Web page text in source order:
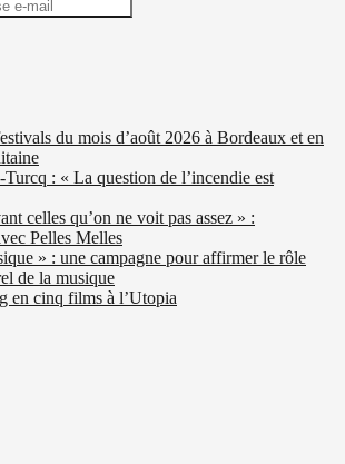
du mois d’août 2026 à Bordeaux et en
: « La question de l’incendie est
celles qu’on ne voit pas assez » :
Pelles Melles
» : une campagne pour affirmer le rôle
de la musique
en cinq films à l’Utopia